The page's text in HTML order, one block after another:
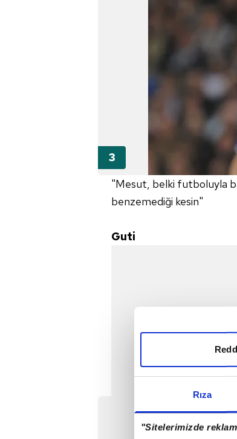
Rıza
"Sitelerimizde
"Mesut, belki futboluyla
benzemediği kesin"
Guti